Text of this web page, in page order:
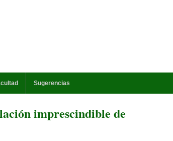
Sugerencias
imprescindible de